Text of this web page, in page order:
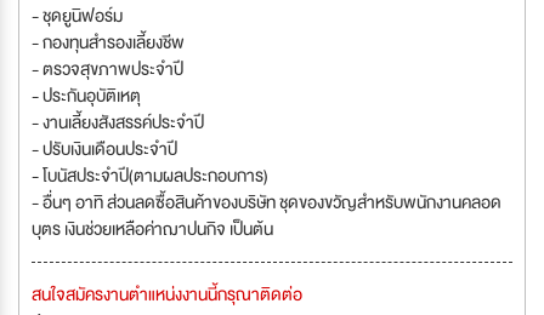
- ชุดยูนิฟอร์ม
- กองทุนสำรองเลี้ยงชีพ
- ตรวจสุขภาพประจำปี
- ประกันอุบัติเหตุ
- งานเลี้ยงสังสรรค์ประจำปี
- ปรับเงินเดือนประจำปี
- โบนัสประจำปี(ตามผลประกอบการ)
- อื่นๆ อาทิ ส่วนลดซื้อสินค้าของบริษัท ชุดของขวัญสำหรับพนักงานคลอด
บุตร เงินช่วยเหลือค่าฌาปนกิจ เป็นต้น
สนใจสมัครงานตำแหน่งงานนี้กรุณาติดต่อ